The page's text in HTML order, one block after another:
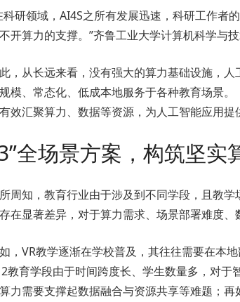
科研领域，AI4S之所有发展迅速，科研工作者
开算力的支撑。”齐鲁工业大学计算机科学与
，从长远来看，没有强大的算力基础设施，
模、常态化、低成本地服务于各种教育场景
效汇聚算力、数据等资源，为人工智能应用提
全场景方案，构筑坚实
周知，教育行业由于涉及到不同学段，且教
在显著差异，对于算力需求、场景部署难度、
，VR教学逐渐在学校普及，其往往需要在本
教育学段由于时间跨度长、学生数量多，对
力需要支撑起数据融合与资源共享等难题；